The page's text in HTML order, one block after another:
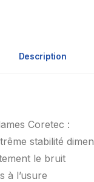
Description
Coretec :
stabilité
le bruit
à l’usure